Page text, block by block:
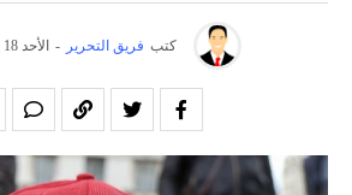
كتب فريق التحرير - الأحد 18 يناير 8:08 ص